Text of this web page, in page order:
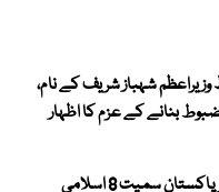
شہباز شریف کے نام،
بنانے کے عزم کا اظہار
غزہ میں اسرائیلی کارروائیوں پر پاکستان سمیت 8 اسلامی